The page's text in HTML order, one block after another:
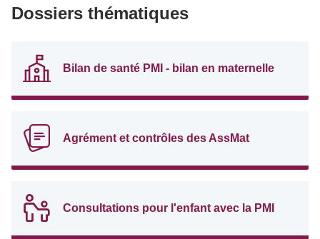
Dossiers thématiques
Bilan de santé PMI - bilan en maternelle
Agrément et contrôles des AssMat
Consultations pour l'enfant avec la PMI